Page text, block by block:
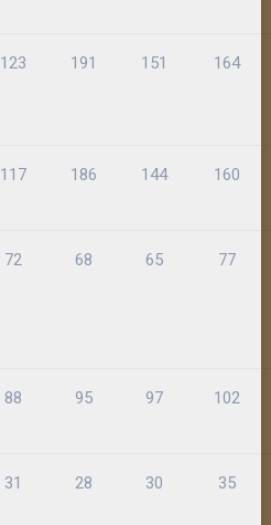
123 191 151 164
117 186 144 160
72 68 65 77
88 95 97 102
31 28 30 35